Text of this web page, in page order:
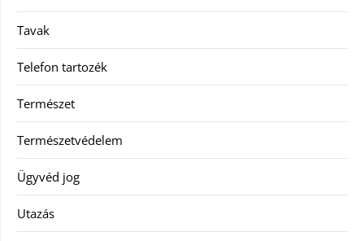
Tavak
Telefon tartozék
Természet
Természetvédelem
Ügyvéd jog
Utazás